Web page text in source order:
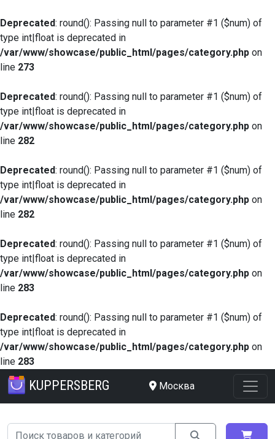
Deprecated: round(): Passing null to parameter #1 ($num) of
type int|float is deprecated in
/var/www/showcase/public_html/pages/category.php on
line 273
Deprecated: round(): Passing null to parameter #1 ($num) of
type int|float is deprecated in
/var/www/showcase/public_html/pages/category.php on
line 282
Deprecated: round(): Passing null to parameter #1 ($num) of
type int|float is deprecated in
/var/www/showcase/public_html/pages/category.php on
line 282
Deprecated: round(): Passing null to parameter #1 ($num) of
type int|float is deprecated in
/var/www/showcase/public_html/pages/category.php on
line 283
Deprecated: round(): Passing null to parameter #1 ($num) of
type int|float is deprecated in
/var/www/showcase/public_html/pages/category.php on
line 283
KUPPERSBERG Москва